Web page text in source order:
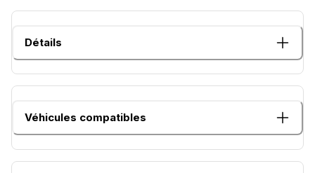
Détails
Véhicules compatibles